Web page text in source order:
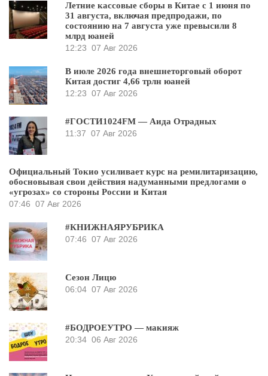
Летние кассовые сборы в Китае с 1 июня по
31 августа, включая предпродажи, по
состоянию на 7 августа уже превысили 8
млрд юаней
12:23 07 Авг 2026
В июле 2026 года внешнеторговый оборот
Китая достиг 4,66 трлн юаней
12:23 07 Авг 2026
#ГОСТИ1024FM — Аида Отрадных
11:37 07 Авг 2026
Официальный Токио усиливает курс на ремилитаризацию,
обосновывая свои действия надуманными предлогами о
«угрозах» со стороны России и Китая
07:46 07 Авг 2026
#КНИЖНАЯРУБРИКА
07:46 07 Авг 2026
Сезон Лицю
06:04 07 Авг 2026
#БОДРОЕУТРО — макияж
20:34 06 Авг 2026